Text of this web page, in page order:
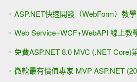
ASP.NET快速開發（WebForm）教
Web Service+WCF+WebAPI 線上教
免費ASP.NET 8.0 MVC (.NET Core)
微軟最有價值專家 MVP ASP.NET